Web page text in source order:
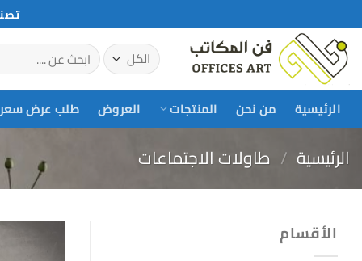
للمحتوى
البحث
عن:
الرئيسية من نحن المنتجات العروض طلب عرض سعر
الرئيسية / طاولات الاجتماعات
الأقسام